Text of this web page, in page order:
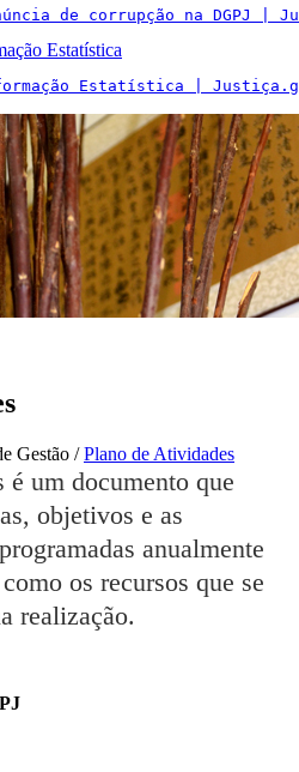
de corrupção na DGPJ |
Estatística
Estatística |
Gestão /Plano de Atividades
um documento que
objetivos e as
anualmente
os recursos que se
realização.